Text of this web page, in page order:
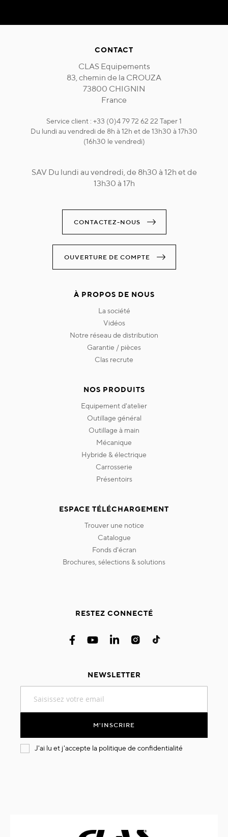
CONTACT
CLAS Equipements
83, chemin de la CROUZA
73800 CHIGNIN
France
Service client : +33 (0)4 79 72 62 22 Taper 1
Du lundi au vendredi de 8h à 12h et de 13h30 à 17h30
(16h30 le vendredi)
SAV Du lundi au vendredi, de 8h30 à 12h et de
13h30 à 17h
CONTACTEZ-NOUS
OUVERTURE DE COMPTE
À PROPOS DE NOUS
la société
vidéos
notre réseau de distribution
garantie / pièces
clas recrute
NOS PRODUITS
equipement d'atelier
outillage général
outillage à main
mécanique
hybride & électrique
carrosserie
présentoirs
ESPACE TÉLÉCHARGEMENT
trouver une notice
catalogue
fonds d'écran
brochures, sélections & solutions
RESTEZ CONNECTÉ
NEWSLETTER
notre
M'INSCRIRE
J'ai lu et j'accepte la politique de confidentialité